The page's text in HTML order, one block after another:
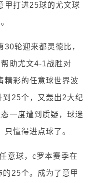
甲打进25球的尤文球
轮迎来都灵德比，
助尤文4-1战胜对
精彩的任意球世界波
到25个，又轰出2大纪
一度遭到质疑，球迷
懂得进点球了。
意球，c罗本赛季在
25个。成为了意甲